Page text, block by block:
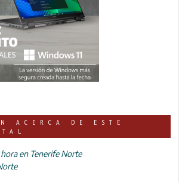
ACERCA DE ESTE
en Tenerife Norte